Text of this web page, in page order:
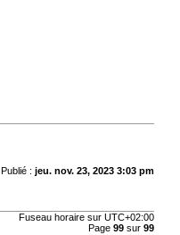
Publié : jeu. nov. 23, 2023 3:03 pm
Fuseau horaire sur UTC+02:00
Page 99sur 99